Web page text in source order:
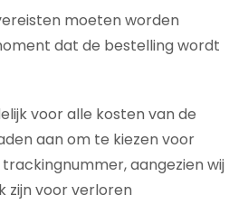
moeten worden
dat de bestelling wordt
voor alle kosten van de
aan om te kiezen voor
aangezien wij
zijn voor verloren